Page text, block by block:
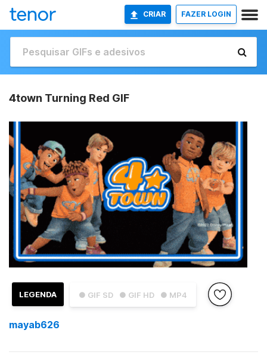
CRIAR FAZER LOGIN
4town Turning Red GIF
● GIF SD ● GIF HD ● MP4
LEGENDA
mayab626